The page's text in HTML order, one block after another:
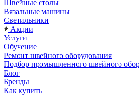
Швейные столы
Вязальные машины
Светильники
Акции
Услуги
Обучение
Ремонт швейного оборудования
Подбор промышленного швейного
Блог
Бренды
Как купить